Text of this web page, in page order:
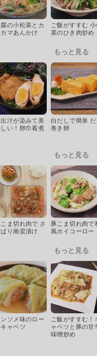
の小松菜とカ
マあんかけ
ご飯がすすむ
菜のひき肉炒め
もっと見る
汁が染みて美
い！卵巾着煮
白だしで簡単
巻き卵
もっと見る
ま切れ肉で さ
ぱり南蛮漬け
豚こま切れ肉で
風ホイコーロー
もっと見る
ンソメ味のロー
ャベツ
ご飯がすすむ！
ャベツと豚の甘
味噌炒め